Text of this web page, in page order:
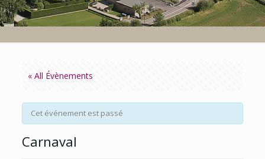
« All Évènements
Cet événement est passé
Carnaval